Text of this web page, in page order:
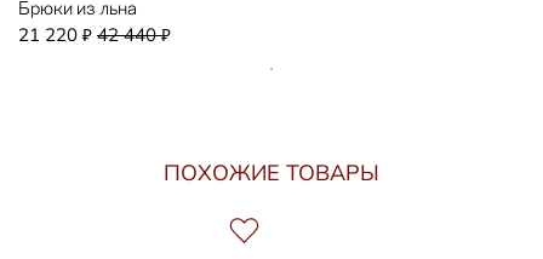
Брюки из льна
21 220 ₽ 42 440₽
ПОХОЖИЕ ТОВАРЫ